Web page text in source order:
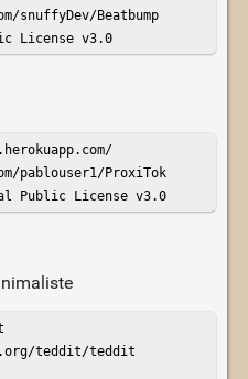
Beatbump
License v3.0
pablouser1/ProxiTok
Public License v3.0
teddit/teddit